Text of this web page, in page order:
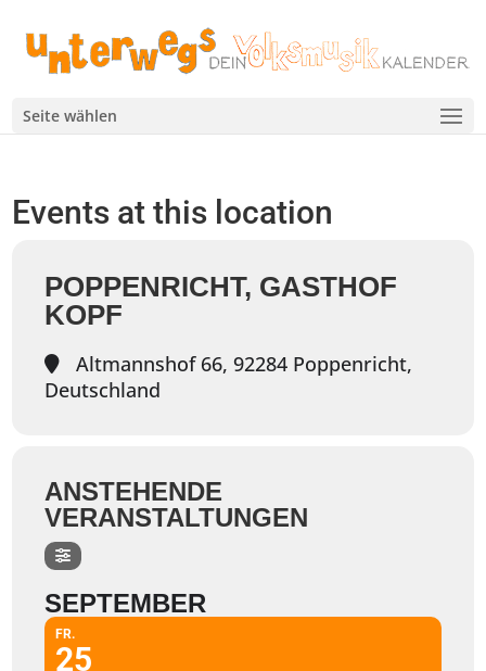
Seite wählen
Events at this location
POPPENRICHT, GASTHOF
KOPF
Altmannshof 66, 92284 Poppenricht,
Deutschland
ANSTEHENDE
VERANSTALTUNGEN
SEPTEMBER
FR.
25